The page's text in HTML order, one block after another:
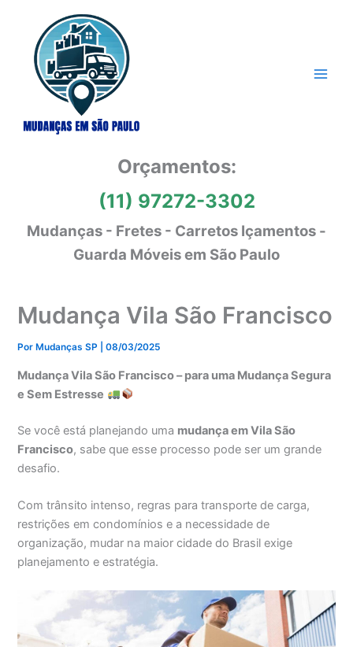
conteúdo
Orçamentos:
(11) 97272-3302
Mudanças - Fretes - Carretos Içamentos -
Guarda Móveis em São Paulo
Mudança Vila São Francisco
Por Mudanças SP |08/03/2025
Mudança Vila São Francisco – para uma Mudança Segura
e Sem Estresse
Se você está planejando uma mudança em Vila São
Francisco, sabe que esse processo pode ser um grande
desafio.
Com trânsito intenso, regras para transporte de carga,
restrições em condomínios e a necessidade de
organização, mudar na maior cidade do Brasil exige
planejamento e estratégia.